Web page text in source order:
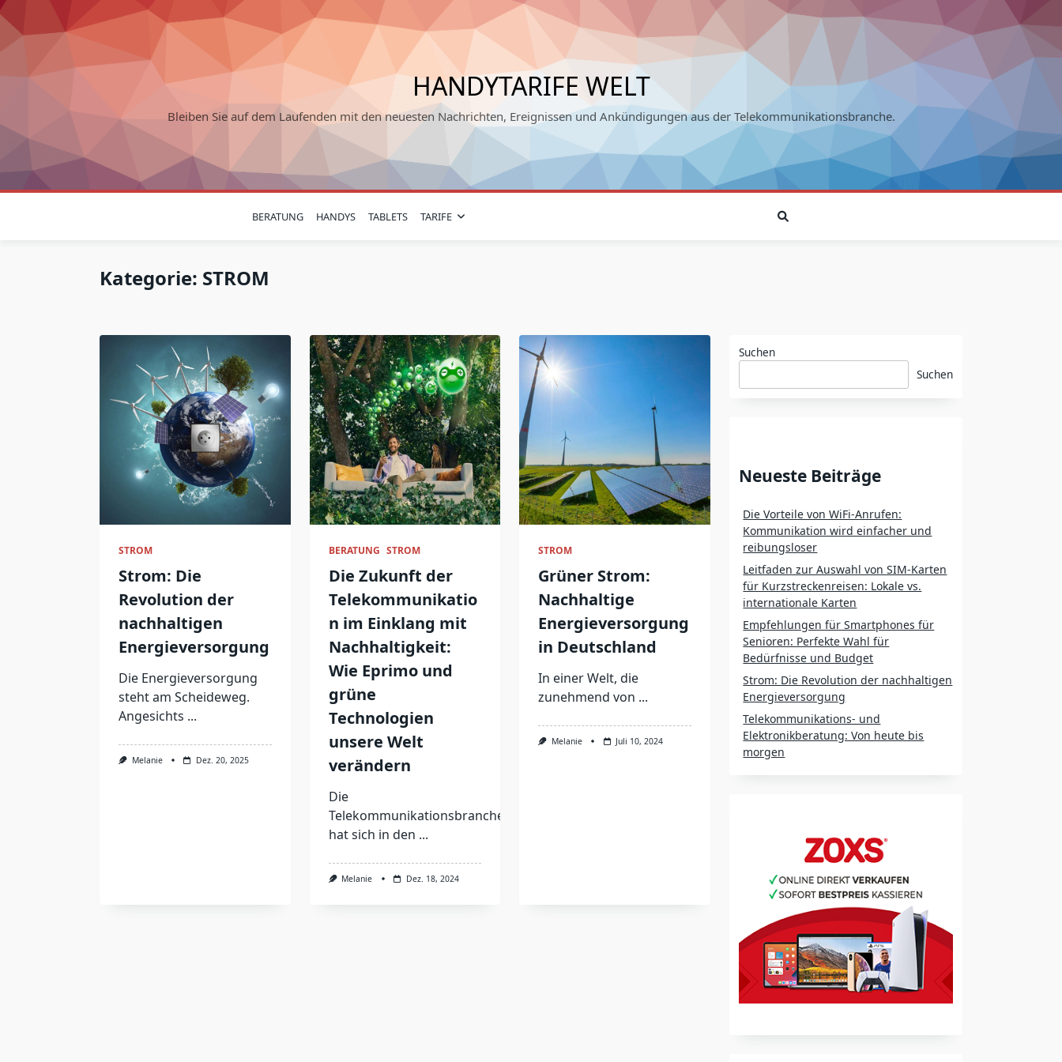
Skip
to
content
HANDYTARIFE WELT
Bleiben Sie auf dem Laufenden mit den neuesten Nachrichten, Ereignissen und Ankündigungen aus der Telekommunikationsbranche.
BERATUNG HANDYS TABLETS TARIFE
Kategorie: STROM
STROM
Strom: Die
Revolution der
nachhaltigen
Energieversorgung
Die Energieversorgung
steht am Scheideweg.
Angesichts ...
Melanie Dez. 20, 2025
BERATUNG STROM
Die Zukunft der
Telekommunikatio
n im Einklang mit
Nachhaltigkeit:
Wie Eprimo und
grüne
Technologien
unsere Welt
verändern
Die
Telekommunikationsbranche
hat sich in den ...
Melanie Dez. 18, 2024
STROM
Grüner Strom:
Nachhaltige
Energieversorgung
in Deutschland
In einer Welt, die
zunehmend von ...
Melanie Juli 10, 2024
Suchen
Suchen
Neueste Beiträge
Die Vorteile von WiFi-Anrufen:
Kommunikation wird einfacher und
reibungsloser
Leitfaden zur Auswahl von SIM-Karten
für Kurzstreckenreisen: Lokale vs.
internationale Karten
Empfehlungen für Smartphones für
Senioren: Perfekte Wahl für
Bedürfnisse und Budget
Strom: Die Revolution der nachhaltigen
Energieversorgung
Telekommunikations- und
Elektronikberatung: Von heute bis
morgen